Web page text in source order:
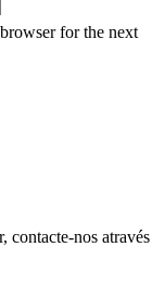
for the next
contacte-nos através